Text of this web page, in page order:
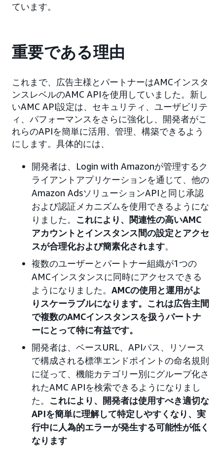
ています。
重要である理由
これまで、広告主様とパートナーはAMCインスタ
ンスレベルのAMC APIを使用していました。新し
いAMC API設定は、セキュリティ、ユーザビリテ
ィ、パフォーマンスをさらに強化し、開発者がこ
れらのAPIを簡単に活用、管理、構築できるよう
にします。具体的には、
開発者は、Login with Amazonが管理するク
ライアントアプリケーションを通じて、他の
Amazon AdsソリューションAPIと同じ承認
および認証メカニズムを使用できるようにな
りました。 これにより、関連性の高いAMC
アカウントとインスタンス間の設定とアクセ
スが合理化および簡素化されます。
複数のユーザーとパートナー組織が1つの
AMCインスタンスに同時にアクセスできる
ようになりました。 AMCの使用と運用がよ
りスケーラブルになります。これは広告主間
で複数のAMCインスタンスを扱うパートナ
ーにとって特に有益です。
開発者は、ベースURL、APIパス、リソース
で構成される標準エンドポイントの命名規則
に従って、機能カテゴリー別にグループ化さ
れたAMC APIを検索できるようになりまし
た。 これにより、開発者は使用すべき適切な
APIを簡単に理解して特定しやすくなり、実
行中に人為的エラーが発生する可能性が低く
なります